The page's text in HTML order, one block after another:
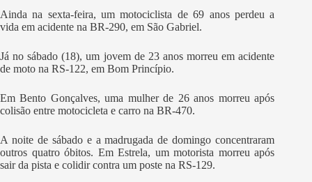
Ainda na sexta-feira, um motociclista de 69 anos perdeu a
vida em acidente na BR-290, em São Gabriel.
Já no sábado (18), um jovem de 23 anos morreu em acidente
de moto na RS-122, em Bom Princípio.
Em Bento Gonçalves, uma mulher de 26 anos morreu após
colisão entre motocicleta e carro na BR-470.
A noite de sábado e a madrugada de domingo concentraram
outros quatro óbitos. Em Estrela, um motorista morreu após
sair da pista e colidir contra um poste na RS-129.